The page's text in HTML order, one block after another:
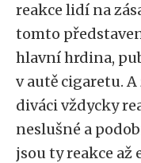
reakce lidí na
tomto
hlavní hrdina,
v autě cigaretu.
diváci vždycky
neslušné a
jsou ty reakce až